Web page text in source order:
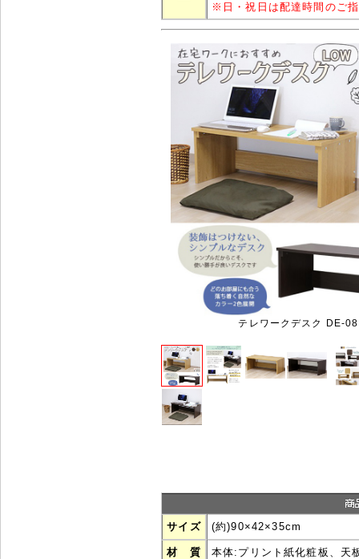
※ 日・祝日は配達時間のご
テレワークデスク DE-08
サイズ (約)90×42×35cm
材 質 本体:プリント紙化粧板、天